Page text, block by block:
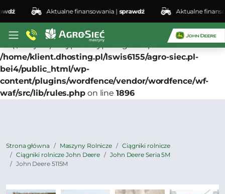
Deprecated: preg_replace(): Passing null to parameter
#3 ($subject) of type array|string is deprecated in
/home/klient.dhosting.pl/lswis6155/agro-siec.pl-
bei4/public_html/wp-
content/plugins/wordfence/vendor/wordfence/wf-
waf/src/lib/rules.phpon line1896
Aktualne finansowania |sprawdź Aktualne
Strona główna Maszyny Rolnicze
Ciągniki rolnicze
Ciągniki rolnicze John Deere
John Deere Seria 5M
John Deere 5115M